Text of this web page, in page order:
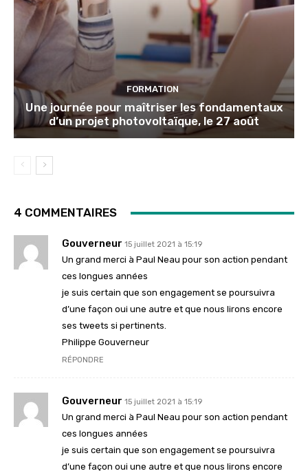
FORMATION
Une journée pour maîtriser les fondamentaux
d’un projet photovoltaïque, le 27 août
4 COMMENTAIRES
Gouverneur 15 juillet 2021 à 15:19
Un grand merci à Paul Neau pour son action pendant
ces longues années
je suis certain que son engagement se poursuivra
d’une façon oui une autre et que nous lirons encore
ses tweets si pertinents.
Philippe Gouverneur
RÉPONDRE
Gouverneur 15 juillet 2021 à 15:19
Un grand merci à Paul Neau pour son action pendant
ces longues années
je suis certain que son engagement se poursuivra
d’une façon oui une autre et que nous lirons encore